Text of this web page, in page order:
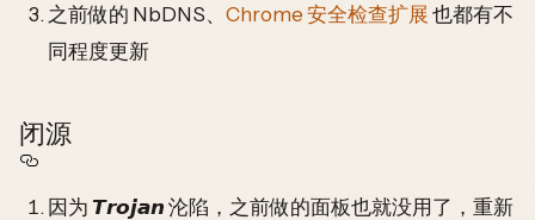
之前做的 NbDNS、 Chrome 安全检查扩展 也都有不
同程度更新
闭源
因为 𝙏𝙧𝙤𝙟𝙖𝙣 沦陷，之前做的面板也就没用了，重新